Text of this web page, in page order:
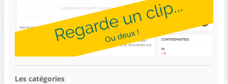
Les catégories